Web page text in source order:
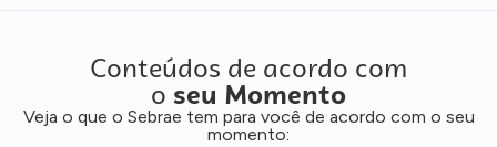
Conteúdos de acordo com
o seu Momento
Veja o que o Sebrae tem para você de acordo com o seu
momento: